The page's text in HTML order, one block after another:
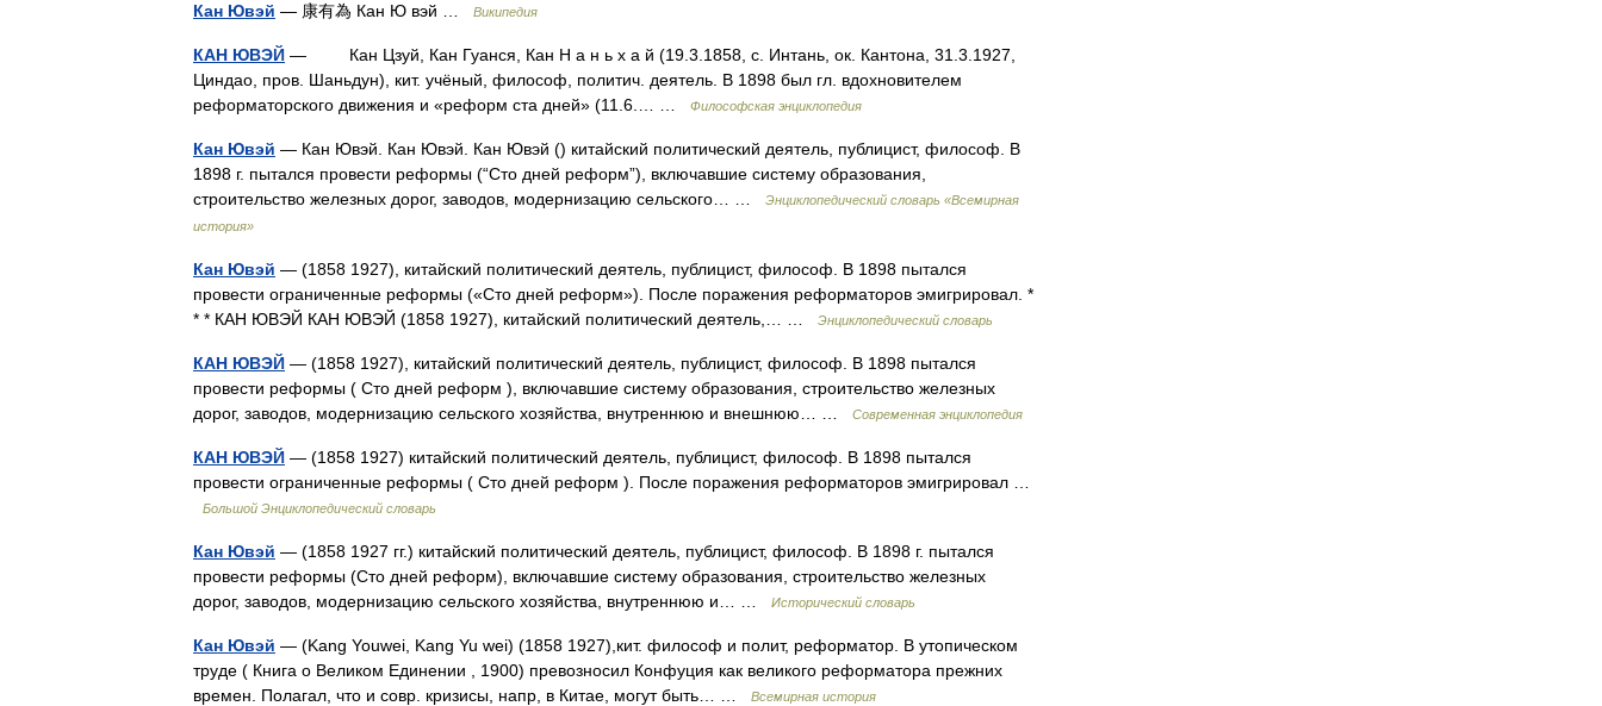
Кан Ювэй — 康有為 Кан Ю вэй … Википедия
КАН ЮВЭЙ — Кан Цзуй, Кан Гуанся, Кан H а н ь х а й (19.3.1858, с. Интань, ок. Кантона, 31.3.1927,
Циндао, пров. Шаньдун), кит. учёный, философ, политич. деятель. В 1898 был гл. вдохновителем
реформаторского движения и «реформ ста дней» (11.6.… …
Философская энциклопедия
Кан Ювэй — Кан Ювэй. Кан Ювэй. Кан Ювэй () китайский политический деятель, публицист, философ. В
1898 г. пытался провести реформы (“Сто дней реформ”), включавшие систему образования,
строительство железных дорог, заводов, модернизацию сельского… …
Энциклопедический словарь «Всемирная
история»
Кан Ювэй — (1858 1927), китайский политический деятель, публицист, философ. В 1898 пытался
провести ограниченные реформы («Сто дней реформ»). После поражения реформаторов эмигрировал. *
* * КАН ЮВЭЙ КАН ЮВЭЙ (1858 1927), китайский политический деятель,… …
Энциклопедический словарь
КАН ЮВЭЙ — (1858 1927), китайский политический деятель, публицист, философ. В 1898 пытался
провести реформы ( Сто дней реформ ), включавшие систему образования, строительство железных
дорог, заводов, модернизацию сельского хозяйства, внутреннюю и внешнюю… …
Современная энциклопедия
КАН ЮВЭЙ — (1858 1927) китайский политический деятель, публицист, философ. В 1898 пытался
провести ограниченные реформы ( Сто дней реформ ). После поражения реформаторов эмигрировал …
Большой Энциклопедический словарь
Кан Ювэй — (1858 1927 гг.) китайский политический деятель, публицист, философ. В 1898 г. пытался
провести реформы (Сто дней реформ), включавшие систему образования, строительство железных
дорог, заводов, модернизацию сельского хозяйства, внутреннюю и… …
Исторический словарь
Кан Ювэй — (Kang Youwei, Kang Yu wei) (1858 1927),кит. философ и полит, реформатор. В утопическом
труде ( Книга о Великом Единении , 1900) превозносил Конфуция как великого реформатора прежних
времен. Полагал, что и совр. кризисы, напр, в Китае, могут быть… …
Всемирная история